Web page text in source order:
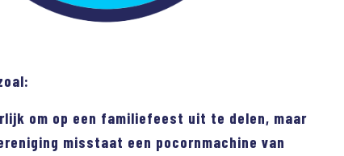
om op een familiefeest uit te delen, maar
misstaat een pocornmachine van